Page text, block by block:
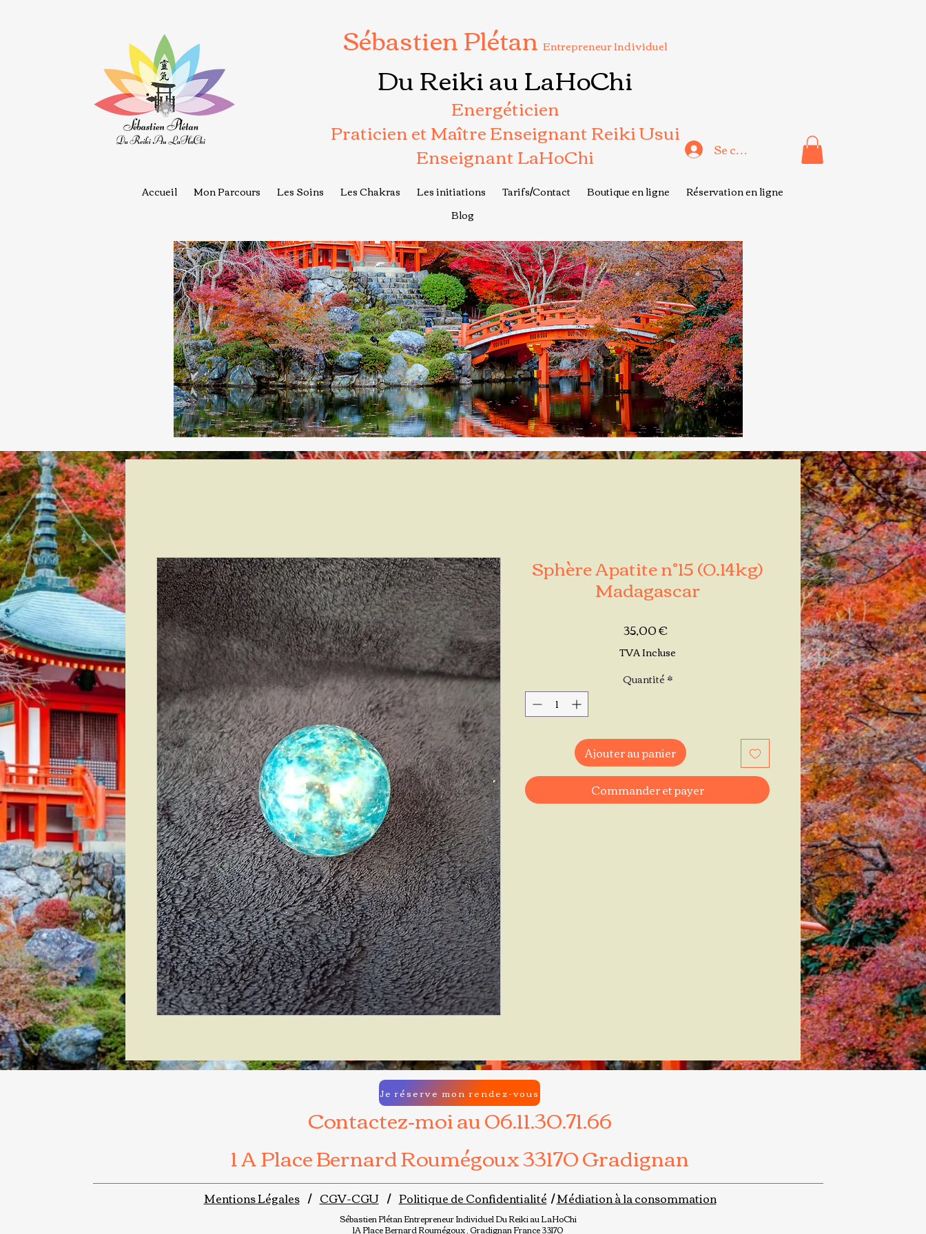
Sébastien Plétan Entrepreneur Individuel
Du Reiki au LaHoChi
Energéticien
Praticien et Maître Enseignant Reiki Usui
Enseignant LaHoChi Se connecter
Accueil Mon Parcours Les Soins Les Chakras Les initiations Tarifs/Contact Boutique en ligne
Réservation en ligne
Blog
Sphère Apatite n°15 (0.14kg)
Madagascar
35,00 €Prix
TVA Incluse
Quantité*
Ajouter au panier
Commander et payer
Contactez-moi au 06.11.30.71.66
1 A Place Bernard Roumégoux 33170 Gradignan
Je réserve mon rendez-vous
Mentions Légales/ CGV-CGU/ Politique de Confidentialité /Médiation à la consommation
Sébastien PlétanEntrepreneur IndividuelDu Reiki au LaHoChi
1A Place Bernard Roumégoux , Gradignan France 33170